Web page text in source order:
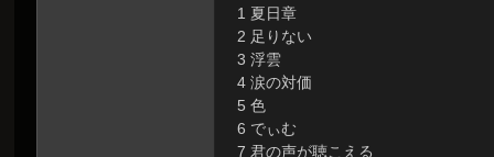
1 夏日章
2 足りない
3 浮雲
4 涙の対価
5 色
6 でぃむ
7 君の声が聴こえる